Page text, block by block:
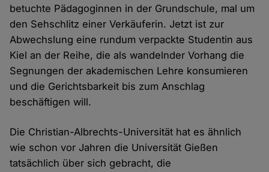
betuchte Pädagoginnen in der Grundschule, mal um
den Sehschlitz einer Verkäuferin. Jetzt ist zur
Abwechslung eine rundum verpackte Studentin aus
Kiel an der Reihe, die als wandelnder Vorhang die
Segnungen der akademischen Lehre konsumieren
und die Gerichtsbarkeit bis zum Anschlag
beschäftigen will.
Die Christian-Albrechts-Universität hat es ähnlich
wie schon vor Jahren die Universität Gießen
tatsächlich über sich gebracht, die